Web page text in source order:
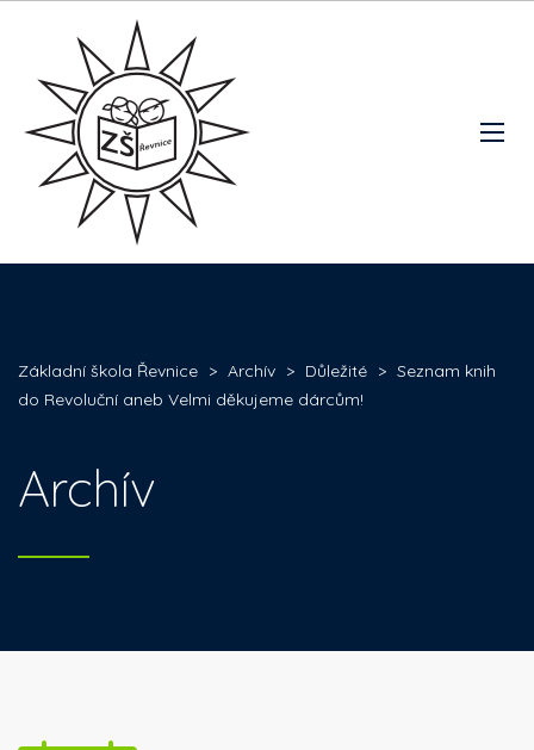
Základní škola Řevnice > Archív > Důležité > Seznam knih
do Revoluční aneb Velmi děkujeme dárcům!
Archív